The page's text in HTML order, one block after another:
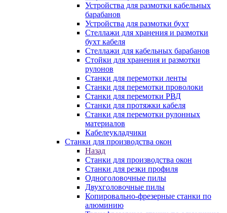
Устройства для размотки кабельных
барабанов
Устройства для размотки бухт
Стеллажи для хранения и размотки
бухт кабеля
Стеллажи для кабельных барабанов
Стойки для хранения и размотки
рулонов
Станки для перемотки ленты
Станки для перемотки проволоки
Станки для перемотки РВД
Станки для протяжки кабеля
Станки для перемотки рулонных
материалов
Кабелеукладчики
Станки для производства окон
Назад
Станки для производства окон
Станки для резки профиля
Одноголовочные пилы
Двухголовочные пилы
Копировально-фрезерные станки по
алюминию